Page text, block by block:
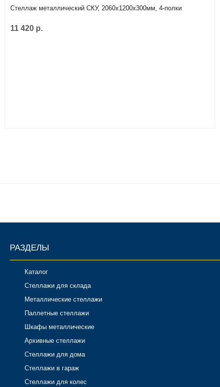
Стеллаж металлический СКУ, 2060х1200х300мм, 4-полки
11 420 р.
РАЗДЕЛЫ
Каталог
Стеллажи для склада
Металлические стеллажи
Паллетные стеллажи
Шкафы металлические
Архивные стеллажи
Стеллажи для дома
Стеллажи в гараж
Стеллажи для колес